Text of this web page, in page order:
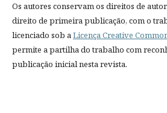
Os autores conservam os direitos de
direito de primeira publicação, com o
licenciado sob aLicença Creative
permite a partilha do trabalho com
publicação inicial nesta revista.